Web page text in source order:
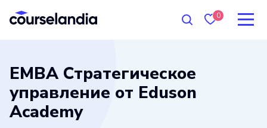
0
EMBA Стратегическое
управление от Eduson
Academy